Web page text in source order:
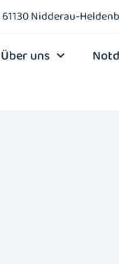
Nidderau-
Über uns